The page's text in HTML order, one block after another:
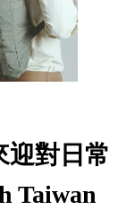
迎對日常
Taiwan